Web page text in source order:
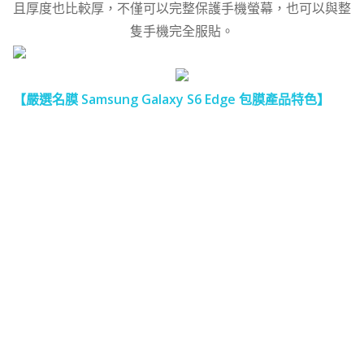
且厚度也比較厚，不僅可以完整保護手機螢幕，也可以與整
隻手機完全服貼。
【嚴選名膜 Samsung Galaxy S6 Edge 包膜產品特色】